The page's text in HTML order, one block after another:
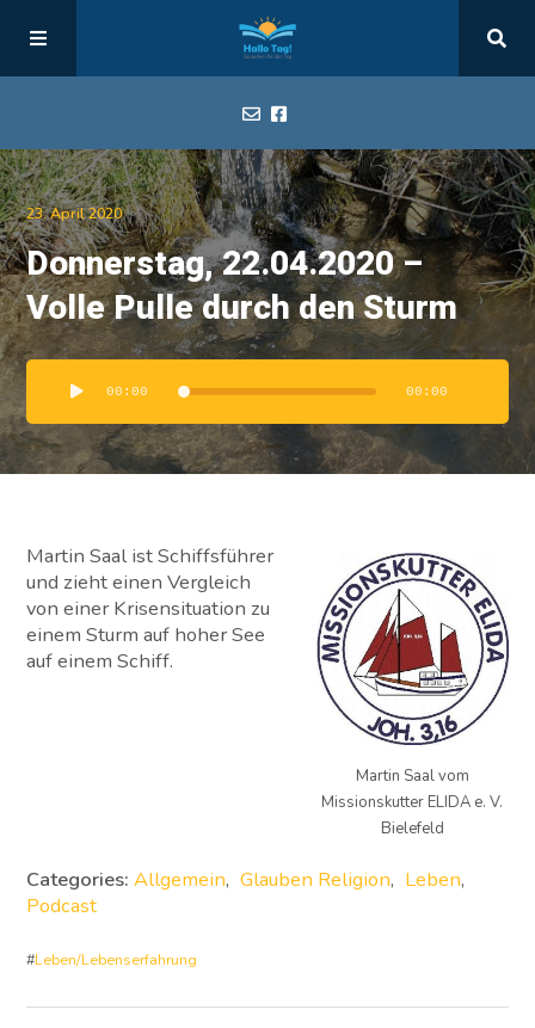
Start
Hallo Tag
Alle Tage
23. April 2020
Donnerstag, 22.04.2020 –
Volle Pulle durch den Sturm
Player00:00 00:00
Martin Saal vom
Missionskutter ELIDA e. V.
Bielefeld
Martin Saal ist Schiffsführer
und zieht einen Vergleich
von einer Krisensituation zu
einem Sturm auf hoher See
auf einem Schiff.
Categories:Allgemein, Glauben Religion, Leben,
Podcast
#Leben/Lebenserfahrung